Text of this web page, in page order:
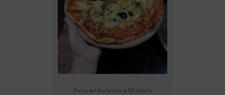
Pizza en livraison à Musloch